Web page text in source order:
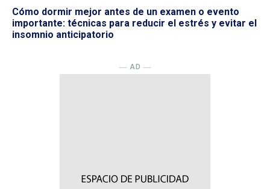
Cómo dormir mejor antes de un examen o evento
importante: técnicas para reducir el estrés y evitar el
insomnio anticipatorio
― AD ―